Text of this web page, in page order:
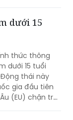
dưới 15
thức thông
dưới 15 tuổi
thái này
gia đầu tiên
(EU) chặn trẻ